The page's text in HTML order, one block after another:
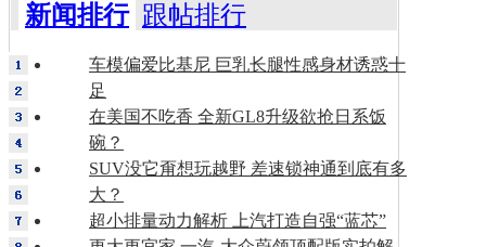
新闻排行 跟帖排行
车模偏爱比基尼 巨乳长腿性感身材诱惑十
足
在美国不吃香 全新GL8升级欲抢日系饭
碗？
SUV没它甭想玩越野 差速锁神通到底有多
大？
超小排量动力解析 上汽打造自强“蓝芯”